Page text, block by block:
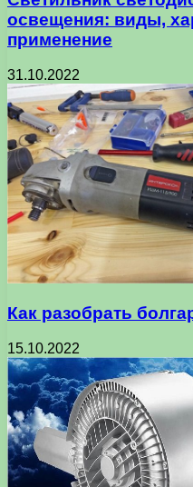
освещения: виды,
применение
31.10.2022
Как разобрать
15.10.2022